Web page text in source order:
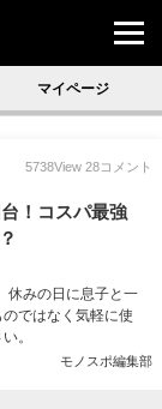
マイページ
5738View 28コメント
！コスパ最強
休みの日に息子と一
ではなく気軽に使
。
モノスポ編集部